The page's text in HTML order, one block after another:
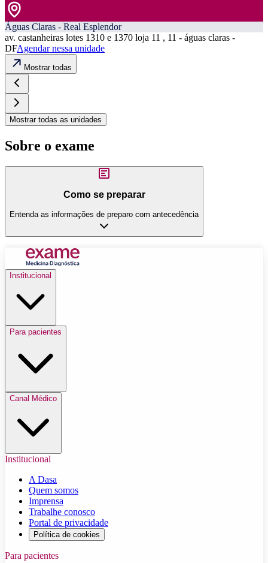
Águas Claras - Real Esplendor
av. castanheiras lotes 1310 e 1370 loja 11 , 11 - águas claras -
DFAgendar nessa unidade
Mostrar todas
Mostrar todas as unidades
Sobre o exame
Como se preparar
Entenda as informações de preparo com antecedência
Institucional
Para pacientes
Canal Médico
Institucional
A Dasa
Quem somos
Imprensa
Trabalhe conosco
Portal de privacidade
Política de cookies
Para pacientes